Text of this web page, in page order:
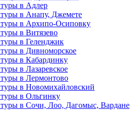
в Адлер
в Анапу, Джемете
в Архипо-Осиповку
в Витязево
в Геленджик
в Дивноморское
в Кабардинку
в Лазаревское
в Лермонтово
в Новомихайловский
в Ольгинку
в Сочи, Лоо, Дагомыс, Вардане